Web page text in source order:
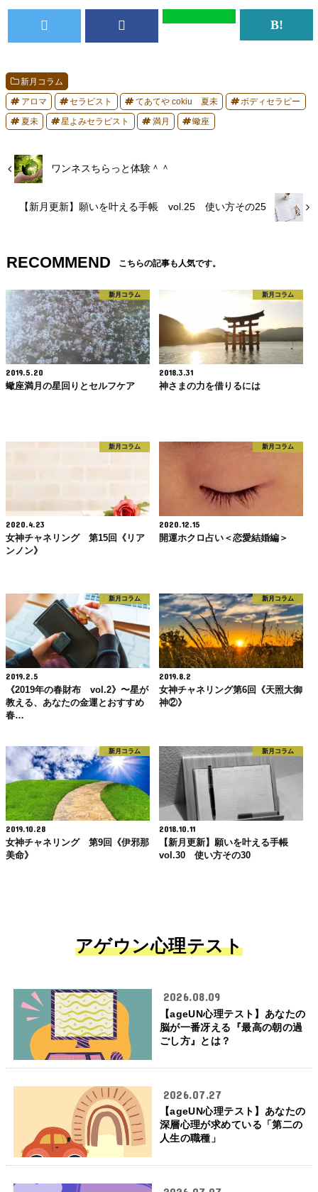
新月コラム
アロマ セラピスト てあてや cokiu 夏未 ボディセラピー
夏未 星よみセラピスト 満月 蠍座
ワンネスちらっと体験＾＾
【新月更新】願いを叶える手帳 vol.25 使い方その25
RECOMMEND こちらの記事も人気です。
新月コラム
2019.5.20
蠍座満月の星回りとセルフケア
新月コラム
2018.3.31
神さまの力を借りるには
新月コラム
2020.4.23
女神チャネリング 第15回《リア
ンノン》
新月コラム
2020.12.15
開運ホクロ占い＜恋愛結婚編＞
新月コラム
2019.2.5
《2019年の春財布 vol.2》〜星が
教える、あなたの金運とおすすめ
春…
新月コラム
2019.8.2
女神チャネリング第6回《天照大御
神②》
新月コラム
2019.10.28
女神チャネリング 第9回《伊邪那
美命》
新月コラム
2018.10.11
【新月更新】願いを叶える手帳
vol.30 使い方その30
アゲウン心理テスト
2026.08.09
【ageUN心理テスト】あなたの
脳が一番冴える『最高の朝の過
ごし方』とは？
2026.07.27
【ageUN心理テスト】あなたの
深層心理が求めている「第二の
人生の職種」